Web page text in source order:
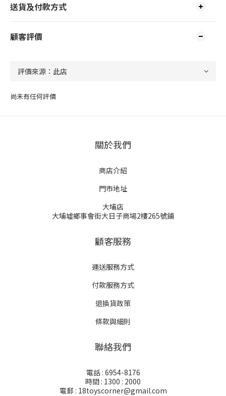
送貨及付款方式
顧客評價
尚未有任何評價
關於我們
商店介紹
門市地址
大埔店
大埔墟鄉事會街大日子商場2樓265號鋪
顧客服務
運送服務方式
付款服務方式
退換貨政策
條款與細則
聯絡我們
電話 : 6954-8176
時間 : 1300 : 2000
電郵 : 18toyscorner@gmail.com